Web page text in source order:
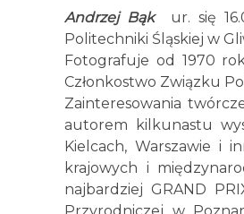
Andrzej Bąkur. się
Politechniki Śląskiej w
Fotografuje od 1970
Członkostwo Związku
Zainteresowania
autorem kilkunastu
Kielcach, Warszawie i
krajowych i
najbardziej GRAND